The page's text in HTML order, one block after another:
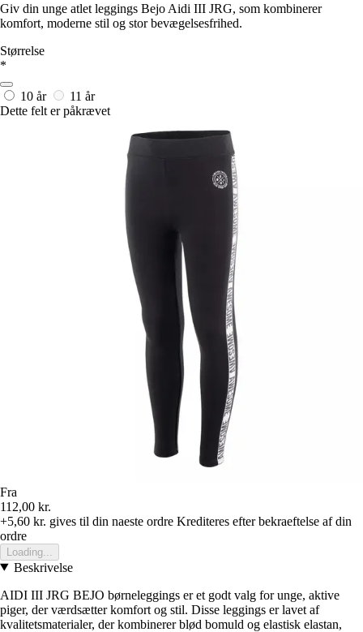
Giv din unge atlet leggings Bejo Aidi III JRG, som kombinerer
komfort, moderne stil og stor bevægelsesfrihed.
Størrelse
*
10 år
11 år
Dette felt er påkrævet
Fra
112,00 kr.
+5,60 kr. gives til din naeste ordre Krediteres efter bekraeftelse af din
ordre
Loading...
Beskrivelse
AIDI III JRG BEJO børneleggings er et godt valg for unge, aktive
piger, der værdsætter komfort og stil. Disse leggings er lavet af
kvalitetsmaterialer, der kombinerer blød bomuld og elastisk elastan,